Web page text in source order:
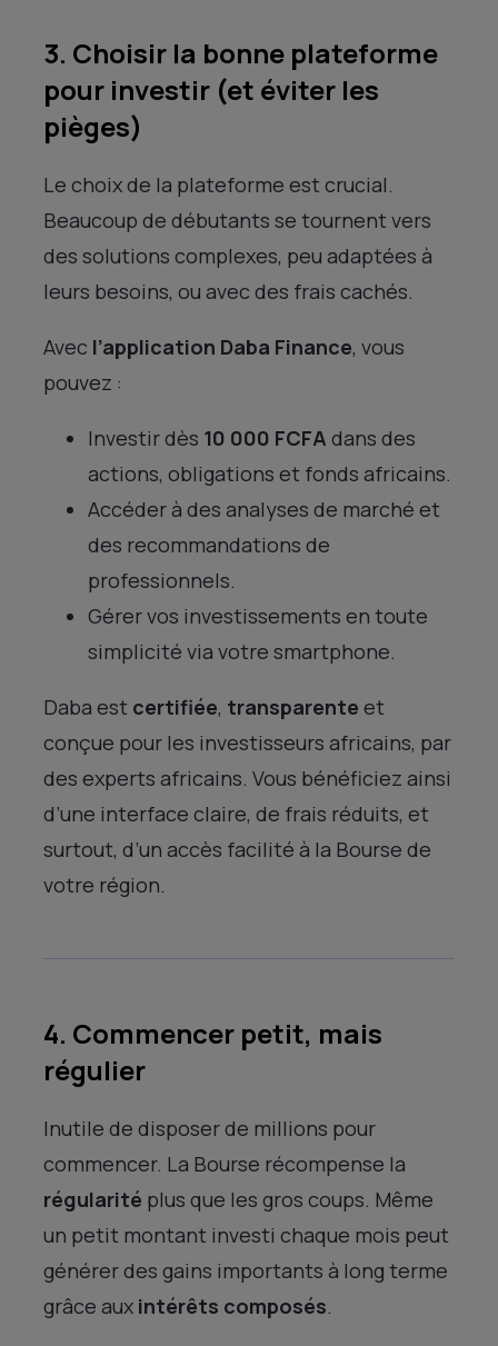
3. Choisir la bonne plateforme
pour investir (et éviter les
pièges)
Le choix de la plateforme est crucial.
Beaucoup de débutants se tournent vers
des solutions complexes, peu adaptées à
leurs besoins, ou avec des frais cachés.
Avec l’application Daba Finance, vous
pouvez :
Investir dès 10 000 FCFA dans des
actions, obligations et fonds africains.
Accéder à des analyses de marché et
des recommandations de
professionnels.
Gérer vos investissements en toute
simplicité via votre smartphone.
Daba est certifiée, transparente et
conçue pour les investisseurs africains, par
des experts africains. Vous bénéficiez ainsi
d’une interface claire, de frais réduits, et
surtout, d’un accès facilité à la Bourse de
votre région.
4. Commencer petit, mais
régulier
Inutile de disposer de millions pour
commencer. La Bourse récompense la
régularité plus que les gros coups. Même
un petit montant investi chaque mois peut
générer des gains importants à long terme
grâce aux intérêts composés.